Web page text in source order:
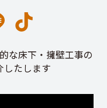
な床下・擁壁工事の
したします